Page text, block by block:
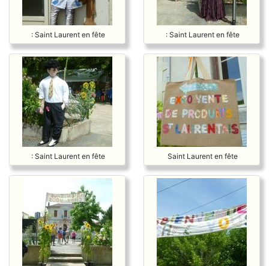
: Saint Laurent en fête : Saint Laurent en fête
: Saint Laurent en fête Saint Laurent en fête